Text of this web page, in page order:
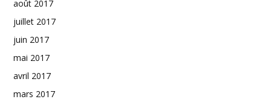
août 2017
juillet 2017
juin 2017
mai 2017
avril 2017
mars 2017